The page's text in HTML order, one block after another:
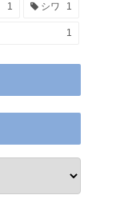
1 シワ 1
1